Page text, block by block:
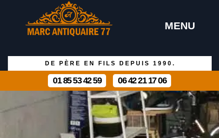
MENU
DE PÈRE EN FILS DEPUIS 1990.
01 85 53 42 59 06 42 21 17 06